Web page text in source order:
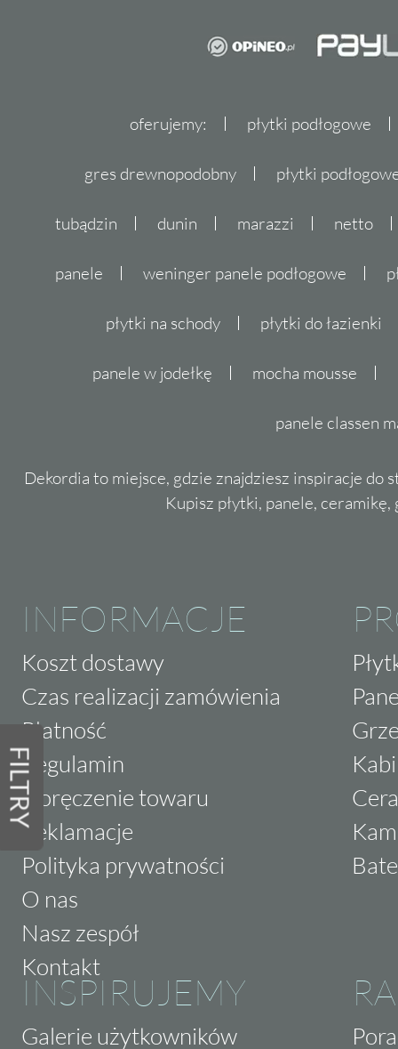
FILTRY
oferujemy: płytki podłogowe
gres drewnopodobny płytki
tubądzin dunin marazzi netto
panele weninger panele podłogowe
płytki na schody płytki do łazienki
panele w jodełkę mocha mousse
panele classen
Dekordia to miejsce, gdzie znajdziesz inspiracje do
Kupisz płytki, panele,
INFORMACJE
Koszt dostawy
Czas realizacji zamówienia
Płatność
Regulamin
Doręczenie towaru
Reklamacje
Polityka prywatności
O nas
Nasz zespół
Kontakt
INSPIRUJEMY
Galerie użytkowników